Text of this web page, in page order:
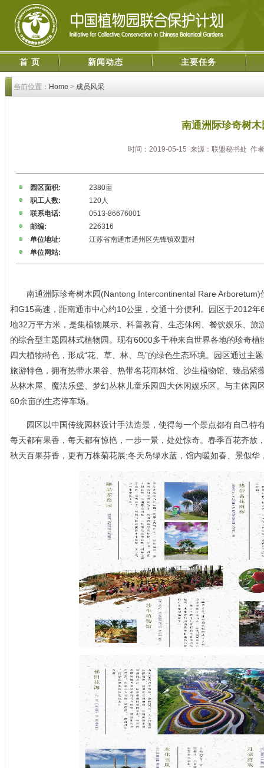
首 页 新闻动态 主要任务
当前位置： Home > 成员风采
南通洲际珍奇树木
时间：2019-05-15 来源：联盟秘书处 作
园区面积:
2380亩
职工人数:
120人
联系电话:
0513-86676001
邮编:
226316
单位地址:
江苏省南通市通州区先锋镇双盟村
单位网站:
南通洲际珍奇树木园(Nantong Intercontinental Rare Arboretum)
和G15高速，距南通市中心约10公里，交通十分便利。园区于2012
地32万平方米，是集植物展示、科普教育、生态休闲、餐饮娱乐、
的综合型主题园林式植物园。现有6000多千种来自世界各地的珍奇
四大植物特色，形成“花、草、林、鸟”的绿色生态环境。园区通过主
旅游特色，拥有热带水果谷、热带名花雨林馆、沙生植物馆、臻品紫
丛林木屋、魔法乐堡、梦幻丛林儿童乐园四大休闲娱乐区。与主体园
60余亩的生态停车场。
园区以中国传统园林设计手法造景，使得每一个景点都有自己特
每天都有果香，每天都有惊艳，一步一景，处处惊奇。春季百花齐放
秋天百果芬香，更有万株菊花展;冬天岛绿水蓝，馆内暖如春、景似